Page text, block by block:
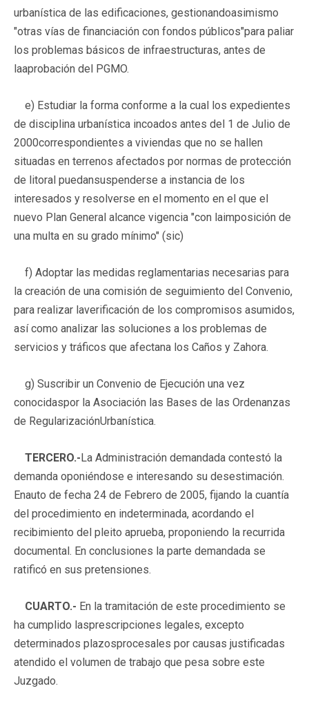
urbanística de las edificaciones, gestionandoasimismo
"otras vías de financiación con fondos públicos"para paliar
los problemas básicos de infraestructuras, antes de
laaprobación del PGMO.
e) Estudiar la forma conforme a la cual los expedientes
de disciplina urbanística incoados antes del 1 de Julio de
2000correspondientes a viviendas que no se hallen
situadas en terrenos afectados por normas de protección
de litoral puedansuspenderse a instancia de los
interesados y resolverse en el momento en el que el
nuevo Plan General alcance vigencia "con laimposición de
una multa en su grado mínimo" (sic)
f) Adoptar las medidas reglamentarias necesarias para
la creación de una comisión de seguimiento del Convenio,
para realizar laverificación de los compromisos asumidos,
así como analizar las soluciones a los problemas de
servicios y tráficos que afectana los Caños y Zahora.
g) Suscribir un Convenio de Ejecución una vez
conocidaspor la Asociación las Bases de las Ordenanzas
de RegularizaciónUrbanística.
TERCERO.-La Administración demandada contestó la
demanda oponiéndose e interesando su desestimación.
Enauto de fecha 24 de Febrero de 2005, fijando la cuantía
del procedimiento en indeterminada, acordando el
recibimiento del pleito aprueba, proponiendo la recurrida
documental. En conclusiones la parte demandada se
ratificó en sus pretensiones.
CUARTO.- En la tramitación de este procedimiento se
ha cumplido lasprescripciones legales, excepto
determinados plazosprocesales por causas justificadas
atendido el volumen de trabajo que pesa sobre este
Juzgado.